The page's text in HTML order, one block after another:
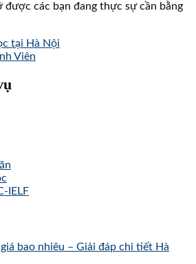
được các bạn đang thực sự cần bằng
tại Hà Nội
Viên
IELF
bao nhiêu – Giải đáp chi tiết Hà